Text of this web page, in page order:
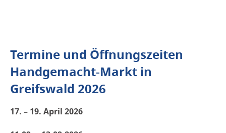
Termine und Öffnungszeiten
Handgemacht-Markt in
Greifswald 2026
17. – 19. April 2026